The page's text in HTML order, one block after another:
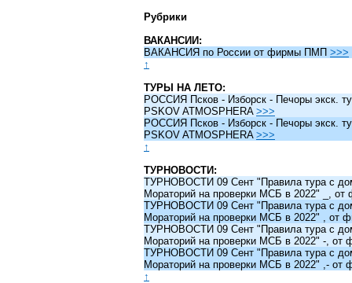
Рубрики
ВАКАНСИИ:
ВАКАНСИЯ по России от фирмы ПМП >>>
↑
ТУРЫ НА ЛЕТО:
РОССИЯ Псков - Изборск - Печоры экск.
PSKOV ATMOSPHERA >>>
РОССИЯ Псков - Изборск - Печоры экск.
PSKOV ATMOSPHERA >>>
↑
ТУРНОВОСТИ:
ТУРНОВОСТИ 09 Сент "Правила тура с
Мораторий на проверки МСБ в 2022" _,
ТУРНОВОСТИ 09 Сент "Правила тура с
Мораторий на проверки МСБ в 2022" ,
ТУРНОВОСТИ 09 Сент "Правила тура с
Мораторий на проверки МСБ в 2022" -,
ТУРНОВОСТИ 09 Сент "Правила тура с
Мораторий на проверки МСБ в 2022" ,-
↑